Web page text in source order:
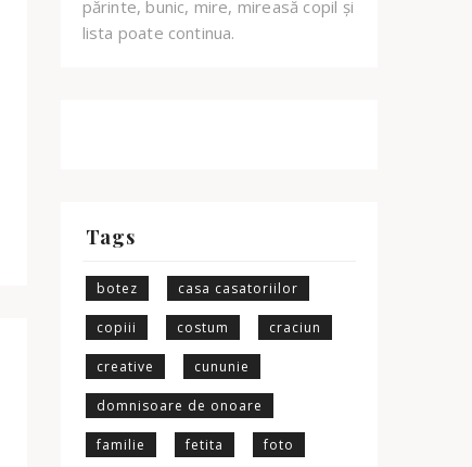
părinte, bunic, mire, mireasă copil și
lista poate continua.
Tags
botez casa casatoriilor
copiii costum craciun
creative cununie
domnisoare de onoare
familie fetita foto